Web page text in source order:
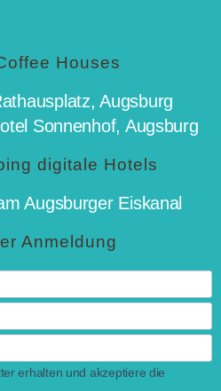
Houses
Augsburg
Sonnenhof, Augsburg
digitale Hotels
Augsburger Eiskanal
Anmeldung
erhalten und akzeptiere die